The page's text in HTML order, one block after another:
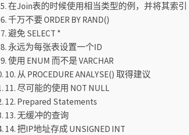
5. 在Join表的时候使用相当类型的例，并将其索引
6. 千万不要 ORDER BY RAND()
7. 避免 SELECT *
8. 永远为每张表设置一个ID
9. 使用 ENUM 而不是 VARCHAR
10. 从 PROCEDURE ANALYSE() 取得建议
11. 尽可能的使用 NOT NULL
12. Prepared Statements
13. 无缓冲的查询
14. 把IP地址存成 UNSIGNED INT